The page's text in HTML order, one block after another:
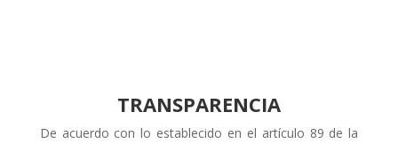
TRANSPARENCIA
De acuerdo con lo establecido en el artículo 89 de la